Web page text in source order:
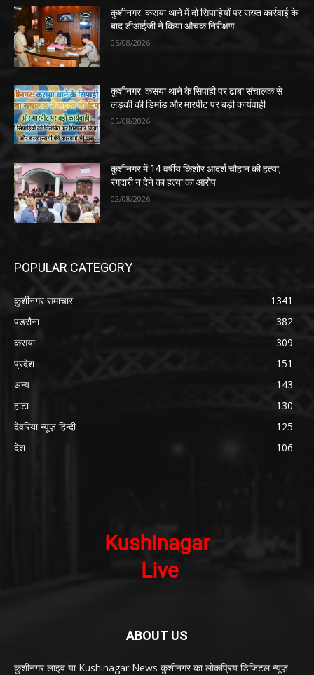
कुशीनगर: कसया थाने में दो सिपाहियों पर सख्त कार्रवाई के
बाद डीआईजी ने किया औचक निरीक्षण
05/08/2026
कुशीनगर: कसया थाने के सिपाही पर ढाबा संचालक से
लड़की की डिमांड और मारपीट पर बड़ी कार्यवाही
05/08/2026
कुशीनगर में 14 वर्षीय किशोर आदर्श चौहान की हत्या,
रंगदारी न देने का हत्या का आरोप
02/08/2026
POPULAR CATEGORY
कुशीनगर समाचार
1341
पडरौना
382
कसया
309
प्रदेश
151
अन्य
143
हाटा
130
देवरिया न्यूज़ हिन्दी
125
देश
106
ABOUT US
कुशीनगर लाइव या Kushinagar News कुशीनगर का लोकप्रिय डिजिटल न्यूज़